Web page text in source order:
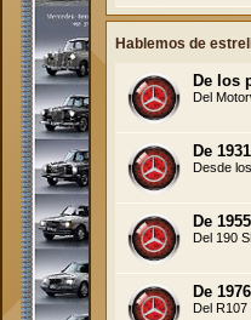
Hablemos de
De los
Del
De
Desde
De
Del 190
De
Del